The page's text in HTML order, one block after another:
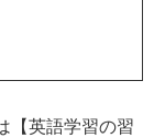
【英語学習の習